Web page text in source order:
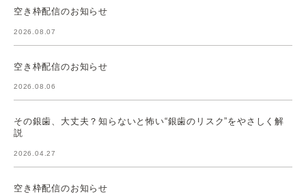
空き枠配信のお知らせ
2026.08.07
空き枠配信のお知らせ
2026.08.06
その銀歯、大丈夫？知らないと怖い“銀歯のリスク”をやさしく解
説
2026.04.27
空き枠配信のお知らせ